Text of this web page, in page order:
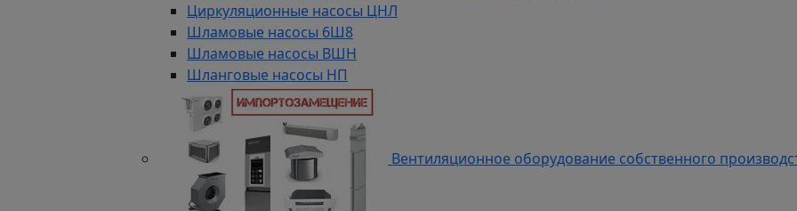
Циркуляционные насосы ЦНЛ
Шламовые насосы 6Ш8
Шламовые насосы ВШН
Шланговые насосы НП
Вентиляционное оборудование собственного